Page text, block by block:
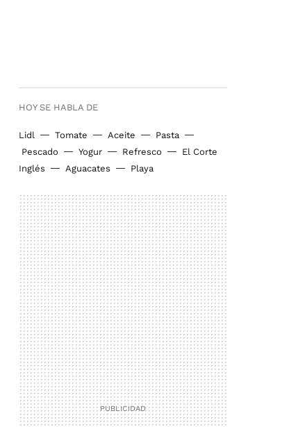
HOY SE HABLA DE
Lidl Tomate Aceite
Pasta
Pescado
Yogur Refresco
El Corte
Inglés
Aguacates Playa